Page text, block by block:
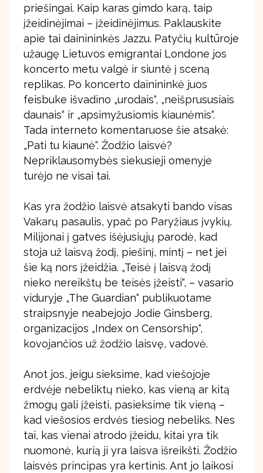
priešingai. Kaip karas gimdo karą, taip
įžeidinėjimai – įžeidinėjimus. Paklauskite
apie tai dainininkės Jazzu. Patyčių kultūroje
užaugę Lietuvos emigrantai Londone jos
koncerto metu valgė ir siuntė į sceną
replikas. Po koncerto dainininkė juos
feisbuke išvadino „urodais“, „neišprususiais
daunais“ ir „apsimyžusiomis kiaunėmis“.
Tada interneto komentaruose šie atsakė:
„Pati tu kiaunė“. Žodžio laisvė?
Nepriklausomybės siekusieji omenyje
turėjo ne visai tai.
Kas yra žodžio laisvė atsakyti bando visas
Vakarų pasaulis, ypač po Paryžiaus įvykių.
Milijonai į gatves išėjusiųjų parodė, kad
stoja už laisvą žodį, piešinį, mintį – net jei
šie ką nors įžeidžia. „Teisė į laisvą žodį
nieko nereikštų be teisės įžeisti“, – vasario
viduryje „The Guardian“ publikuotame
straipsnyje neabejojo Jodie Ginsberg,
organizacijos „Index on Censorship“,
kovojančios už žodžio laisvę, vadovė.
Anot jos, jeigu sieksime, kad viešojoje
erdvėje nebeliktų nieko, kas vieną ar kitą
žmogų gali įžeisti, pasieksime tik vieną –
kad viešosios erdvės tiesiog nebeliks. Nes
tai, kas vienai atrodo įžeidu, kitai yra tik
nuomonė, kurią ji yra laisva išreikšti. Žodžio
laisvės principas yra kertinis. Ant jo laikosi